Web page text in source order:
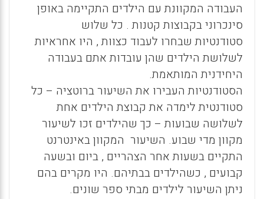
העבודה המקוונת עם הילדים התקיימה באופן
סינכרוני בקבוצות קטנות . כל שלוש
סטודנטיות שבחרו לעבוד כצוות , היו אחראיות
לשלושת הילדים שהן עובדות אתם בעבודה
היחידנית המותאמת.
הסטודנטיות העבירו את השיעור ברוטציה – כל
סטודנטית לימדה את קבוצת הילדים אחת
לשלושה שבועות – כך שהילדים זכו לשיעור
מקוון מדי שבוע. השיעור המקוון באינטרנט
התקיים בשעות אחר הצהריים , ביום ובשעה
קבועים , כשהילדים בבתיהם. היו מקרים בהם
ניתן השיעור לילדים מבתי ספר שונים.